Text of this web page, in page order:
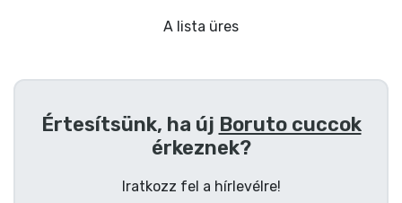
A lista üres
Értesítsünk, ha új Boruto cuccok
érkeznek?
Iratkozz fel a hírlevélre!
Sorozatos cuccok
Filmes cuccok